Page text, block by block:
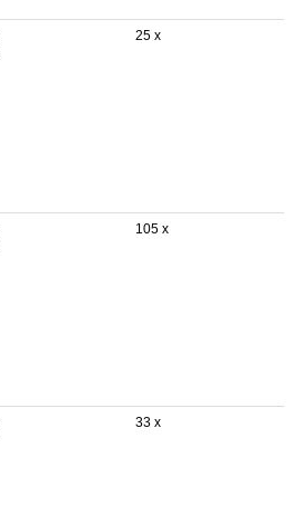
25 x
105 x
33 x